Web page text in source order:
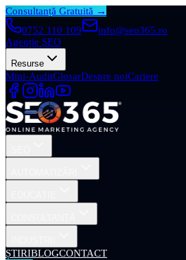
Consultanță Gratuită →
0752 110 109
info@seo365.ro
Agenție SEO
Resurse
Mini-AuditGlosarDespre noiCariere
ȘTIRIBLOGCONTACT